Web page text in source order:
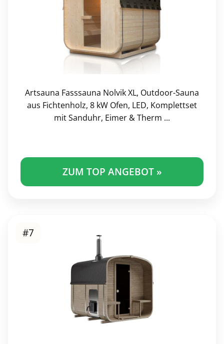
Artsauna Fasssauna Nolvik XL, Outdoor-Sauna
aus Fichtenholz, 8 kW Ofen, LED, Komplettset
mit Sanduhr, Eimer & Therm ...
ZUM TOP ANGEBOT »
#7